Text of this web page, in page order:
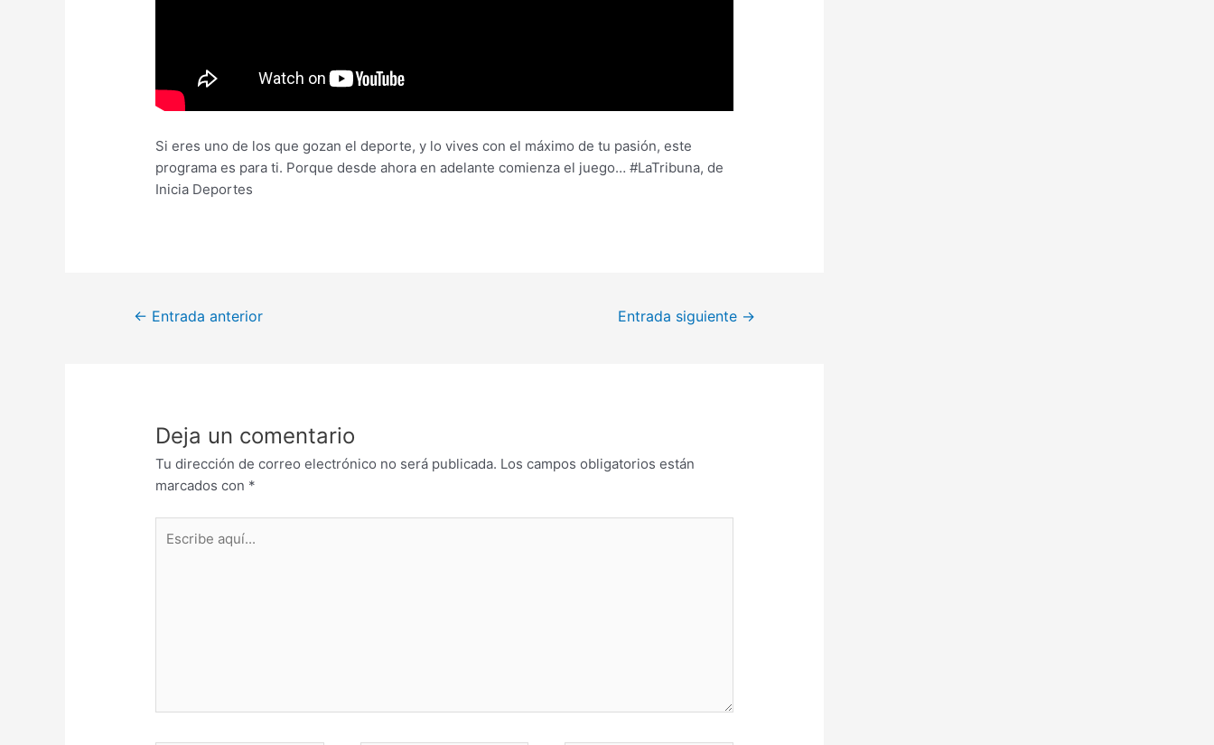
Si eres uno de los que gozan el deporte, y lo vives con el máximo de tu pasión, este
programa es para ti. Porque desde ahora en adelante comienza el juego… #LaTribuna, de
Inicia Deportes
← Entrada anterior Entrada siguiente →
Deja un comentario
Tu dirección de correo electrónico no será publicada. Los campos obligatorios están
marcados con *
aquí...